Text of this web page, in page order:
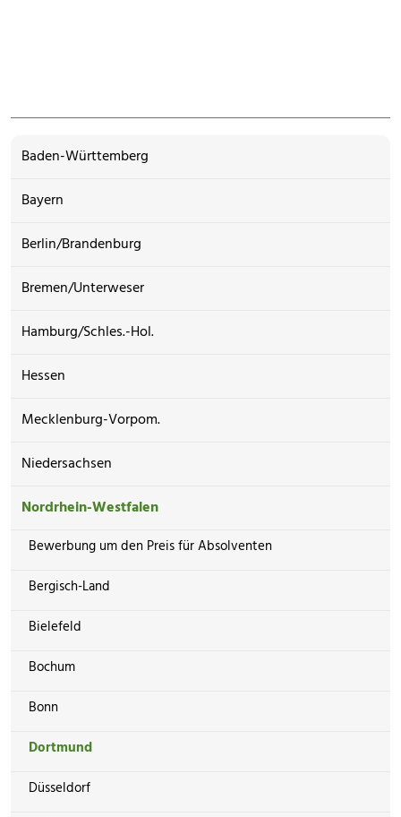
Baden-Württemberg
Bayern
Berlin/Brandenburg
Bremen/Unterweser
Hamburg/Schles.-Hol.
Hessen
Mecklenburg-Vorpom.
Niedersachsen
Nordrhein-Westfalen
Bewerbung um den Preis für Absolventen
Bergisch-Land
Bielefeld
Bochum
Bonn
Dortmund
Düsseldorf